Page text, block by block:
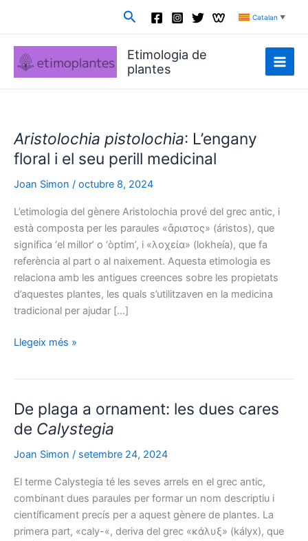
Cerca Catalan ▼
Etimologia de
plantes
Aristolochia pistolochia: L’engany
floral i el seu perill medicinal
Joan Simon / octubre 8, 2024
L’etimologia del gènere Aristolochia prové del grec antic, i
està composta per les paraules «ἄριστος» (áristos), que
significa ‘el millor’ o ‘òptim’, i «λοχεία» (lokheía), que fa
referència al part o al naixement. Aquesta etimologia es
relaciona amb les antigues creences sobre les propietats
d’aquestes plantes, les quals s’utilitzaven en la medicina
tradicional per ajudar […]
Aristolochia
el
perill
Llegeix més »
De plaga a ornament: les dues cares
de Calystegia
Joan Simon / setembre 24, 2024
El terme Calystegia té les seves arrels en el grec antic,
combinant dues paraules per formar un nom descriptiu i
científicament precís per a aquest gènere de plantes. La
primera part, «caly-«, deriva del grec «κάλυξ» (kályx), que